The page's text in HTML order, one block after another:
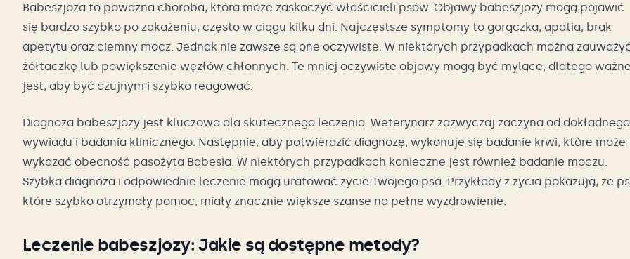
Babeszjoza to poważna choroba, która może zaskoczyć właścicieli psów. Objawy babeszjozy mogą pojawić
się bardzo szybko po zakażeniu, często w ciągu kilku dni. Najczęstsze symptomy to gorączka, apatia, brak
apetytu oraz ciemny mocz. Jednak nie zawsze są one oczywiste. W niektórych przypadkach można
żółtaczkę lub powiększenie węzłów chłonnych. Te mniej oczywiste objawy mogą być mylące, dlatego
jest, aby być czujnym i szybko reagować.
Diagnoza babeszjozy jest kluczowa dla skutecznego leczenia. Weterynarz zazwyczaj zaczyna od dokładnego
wywiadu i badania klinicznego. Następnie, aby potwierdzić diagnozę, wykonuje się badanie krwi, które może
wykazać obecność pasożyta Babesia. W niektórych przypadkach konieczne jest również badanie moczu.
Szybka diagnoza i odpowiednie leczenie mogą uratować życie Twojego psa. Przykłady z życia pokazują, że
które szybko otrzymały pomoc, miały znacznie większe szanse na pełne wyzdrowienie.
Leczenie babeszjozy: Jakie są dostępne metody?